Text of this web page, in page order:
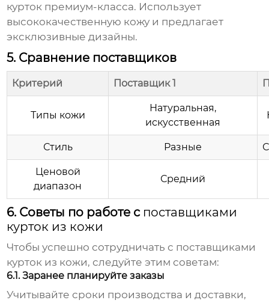
курток премиум-класса. Использует
высококачественную кожу и предлагает
эксклюзивные дизайны.
5. Сравнение поставщиков
Критерий Поставщик 1
Типы кожи
Натуральная,
искусственная
Стиль Разные
Ценовой
диапазон
Средний
6. Советы по работе с поставщиками
курток из кожи
Чтобы успешно сотрудничать с поставщиками
курток из кожи, следуйте этим советам:
6.1. Заранее планируйте заказы
Учитывайте сроки производства и доставки,